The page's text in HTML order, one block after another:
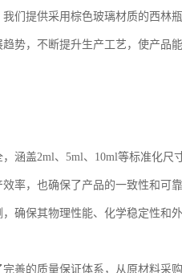
们提供采用棕色玻璃材质的西林
趋势，不断提升生产工艺，使产
涵盖2ml、5ml、10ml等标准化尺
率，也确保了产品的一致性和可靠
确保其物理性能、化学稳定性和
善的质量保证体系，从原材料采